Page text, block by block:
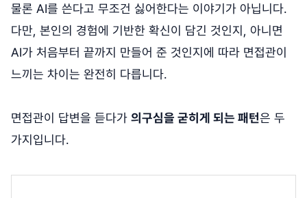
물론 AI를 쓴다고 무조건 싫어한다는 이야기가 아닙니다.
다만, 본인의 경험에 기반한 확신이 담긴 것인지, 아니면
AI가 처음부터 끝까지 만들어 준 것인지에 따라 면접관이
느끼는 차이는 완전히 다릅니다.
면접관이 답변을 듣다가 의구심을 굳히게 되는 패턴은 두
가지입니다.